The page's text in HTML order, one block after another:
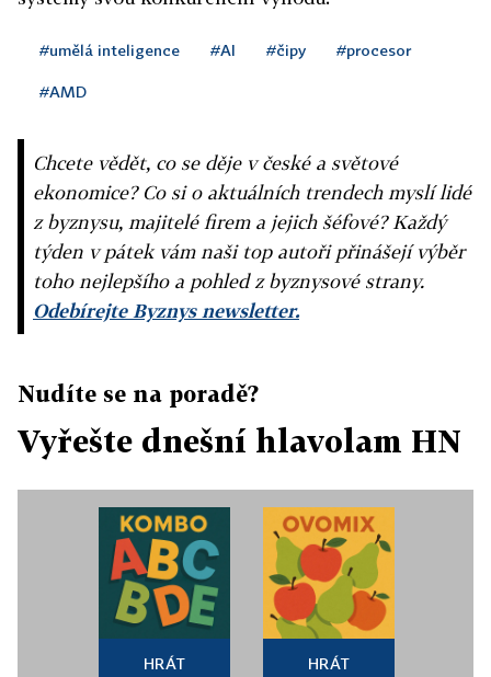
#umělá inteligence #AI #čipy #procesor
#AMD
Chcete vědět, co se děje v české a světové
ekonomice? Co si o aktuálních trendech myslí lidé
z byznysu, majitelé firem a jejich šéfové? Každý
týden v pátek vám naši top autoři přinášejí výběr
toho nejlepšího a pohled z byznysové strany.
Odebírejte Byznys newsletter.
Nudíte se na poradě?
Vyřešte dnešní hlavolam HN
HRÁT HRÁT